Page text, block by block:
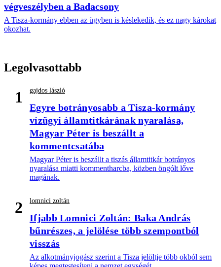
végveszélyben a Badacsony
A Tisza-kormány ebben az ügyben is késlekedik, és ez nagy károkat
okozhat.
Legolvasottabb
1 gajdos lászló
Egyre botrányosabb a Tisza-kormány
vízügyi államtitkárának nyaralása,
Magyar Péter is beszállt a
kommentcsatába
Magyar Péter is beszállt a tiszás államtitkár botrányos
nyaralása miatti kommentharcba, közben öngólt lőve
magának.
2 lomnici zoltán
Ifjabb Lomnici Zoltán: Baka András
bűnrészes, a jelölése több szempontból
visszás
Az alkotmányjogász szerint a Tisza jelöltje több okból sem